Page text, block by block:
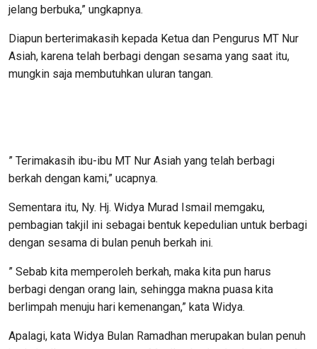
jelang berbuka,” ungkapnya.
Diapun berterimakasih kepada Ketua dan Pengurus MT Nur
Asiah, karena telah berbagi dengan sesama yang saat itu,
mungkin saja membutuhkan uluran tangan.
” Terimakasih ibu-ibu MT Nur Asiah yang telah berbagi
berkah dengan kami,” ucapnya.
Sementara itu, Ny. Hj. Widya Murad Ismail memgaku,
pembagian takjil ini sebagai bentuk kepedulian untuk berbagi
dengan sesama di bulan penuh berkah ini.
” Sebab kita memperoleh berkah, maka kita pun harus
berbagi dengan orang lain, sehingga makna puasa kita
berlimpah menuju hari kemenangan,” kata Widya.
Apalagi, kata Widya Bulan Ramadhan merupakan bulan penuh